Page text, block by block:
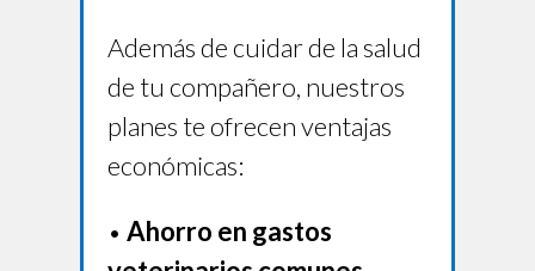
Además de cuidar de la salud
de tu compañero, nuestros
planes te ofrecen ventajas
económicas:
•Ahorro en gastos